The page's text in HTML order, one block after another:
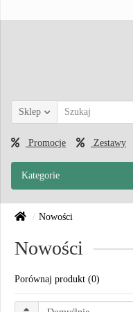
Sklep
Promocje Zestawy
Kategorie
Nowości
Nowości
Porównaj produkt (0)